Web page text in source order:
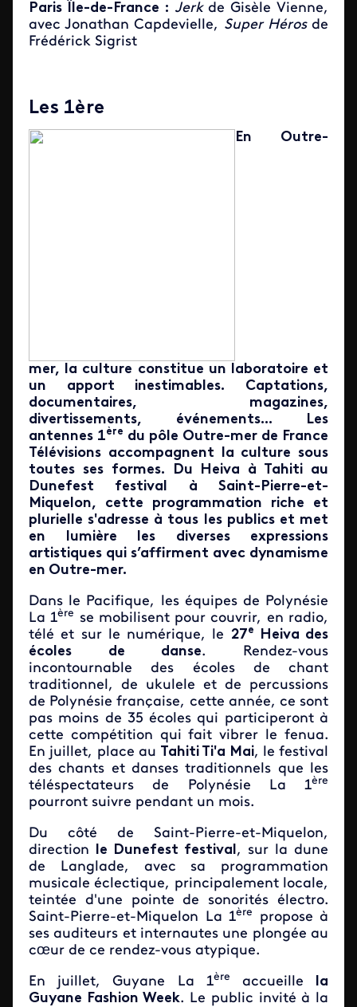
Paris Île-de-France : Jerkde Gisèle Vienne,
avec Jonathan Capdevielle, Super Hérosde
Frédérick Sigrist
Les 1ère
En Outre-
mer, la culture constitue un laboratoire et
un apport inestimables. Captations,
documentaires, magazines,
divertissements, événements... Les
antennes 1ère du pôle Outre-mer de France
Télévisions accompagnent la culture sous
toutes ses formes. Du Heiva à Tahiti au
Dunefest festival à Saint-Pierre-et-
Miquelon, cette programmation riche et
plurielle s'adresse à tous les publics et met
en lumière les diverses expressions
artistiques qui s’affirment avec dynamisme
en Outre-mer.
Dans le Pacifique, les équipes de Polynésie
La 1ère
se mobilisent pour couvrir, en radio,
télé et sur le numérique, le 27e
Heiva des
écoles de danse. Rendez-vous
incontournable des écoles de chant
traditionnel, de ukulele et de percussions
de Polynésie française, cette année, ce sont
pas moins de 35 écoles qui participeront à
cette compétition qui fait vibrer le fenua.
En juillet, place au Tahiti Ti'a Mai, le festival
des chants et danses traditionnels que les
téléspectateurs de Polynésie La 1ère
pourront suivre pendant un mois.
Du côté de Saint-Pierre-et-Miquelon,
direction le Dunefest festival, sur la dune
de Langlade, avec sa programmation
musicale éclectique, principalement locale,
teintée d'une pointe de sonorités électro.
Saint-Pierre-et-Miquelon La 1ère
propose à
ses auditeurs et internautes une plongée au
cœur de ce rendez-vous atypique.
En juillet, Guyane La 1ère accueille la
Guyane Fashion Week. Le public invité à la